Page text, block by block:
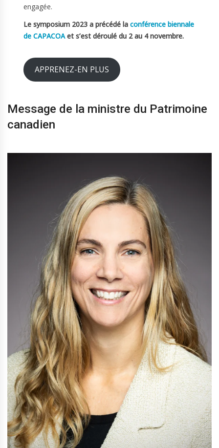
engagée.
Le symposium 2023 a précédé laconférence biennale
de CAPACOAet s’est déroulé du 2 au 4 novembre.
APPRENEZ-EN PLUS
Message de la ministre du Patrimoine
canadien